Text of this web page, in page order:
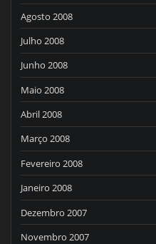
Agosto 2008
Julho 2008
Junho 2008
Maio 2008
Abril 2008
Março 2008
Fevereiro 2008
Janeiro 2008
Dezembro 2007
Novembro 2007